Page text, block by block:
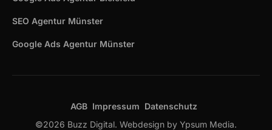
SEO Agentur Münster
Google Ads Agentur Münster
©2026 Buzz Digital. Webdesign by Ypsum Media.
AGB Impressum Datenschutz